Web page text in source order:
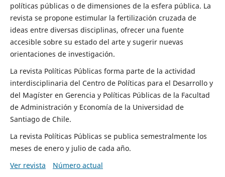
políticas públicas o de dimensiones de la esfera pública. La
revista se propone estimular la fertilización cruzada de
ideas entre diversas disciplinas, ofrecer una fuente
accesible sobre su estado del arte y sugerir nuevas
orientaciones de investigación.
La revista Políticas Públicas forma parte de la actividad
interdisciplinaria del Centro de Políticas para el Desarrollo y
del Magíster en Gerencia y Políticas Públicas de la Facultad
de Administración y Economía de la Universidad de
Santiago de Chile.
La revista Políticas Públicas se publica semestralmente los
meses de enero y julio de cada año.
Ver revista
Número actual